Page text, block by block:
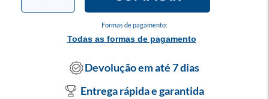
Formas de pagamento:
Todas as formas de pagamento
Devolução em até 7 dias
Entrega rápida e garantida